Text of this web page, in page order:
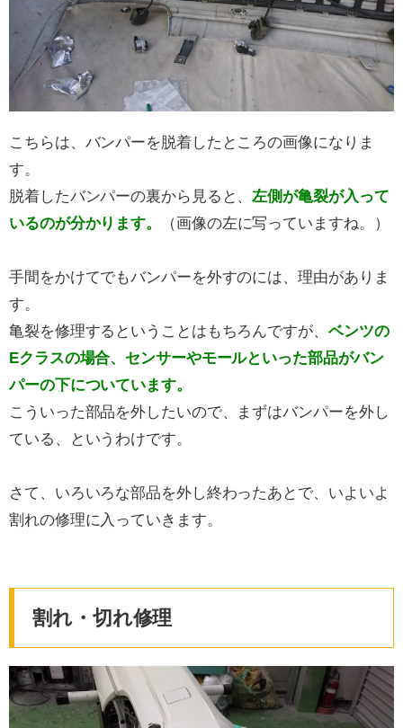
こちらは、バンパーを脱着したところの画像になりま
す。
脱着したバンパーの裏から見ると、左側が亀裂が入って
いるのが分かります。
（画像の左に写っていますね。）
手間をかけてでもバンパーを外すのには、理由がありま
す。
亀裂を修理するということはもちろんですが、 ベンツの
Eクラスの場合、センサーやモールといった部品がバン
パーの下についています。
こういった部品を外したいので、まずはバンパーを外し
ている、というわけです。
さて、いろいろな部品を外し終わったあとで、いよいよ
割れの修理に入っていきます。
割れ・切れ修理